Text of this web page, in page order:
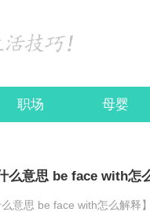
职场 母婴
么意思 be face with怎
么意思 be face with怎么解